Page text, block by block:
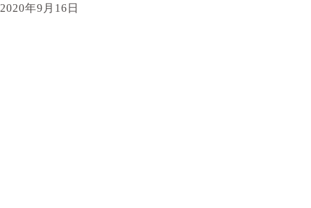
2020年9月16日